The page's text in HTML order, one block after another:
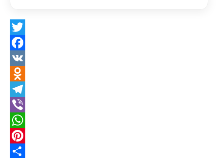
Twitter
Facebook
VK
Odnoklassniki
Telegram
Viber
WhatsApp
Pinterest